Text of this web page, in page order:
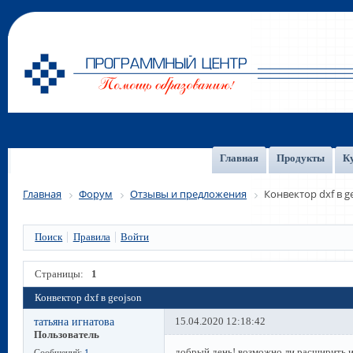
Главная Продукты
Главная Форум Отзывы и предложения Конвектор dxf в
Поиск Правила Войти
Страницы: 1
Конвектор dxf в geojson
татьяна игнатова
Пользователь
15.04.2020 12:18:42